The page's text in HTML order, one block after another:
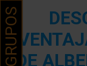
GRUPOSDE